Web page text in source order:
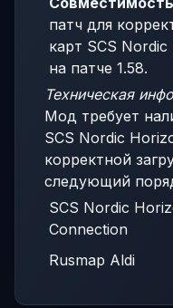
патч для
карт SCS
на патче 1.58.
Техническая
Мод требует
SCS Nordic
корректной
следующий
SCS Nordic
Connection
Rusmap Aldi